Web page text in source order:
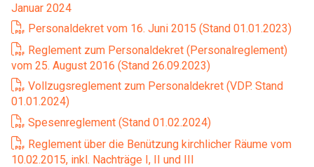
Januar 2024
Personaldekret vom 16. Juni 2015 (Stand 01.01.2023)
Reglement zum Personaldekret (Personalreglement)
vom 25. August 2016 (Stand 26.09.2023)
Vollzugsreglement zum Personaldekret (VDP. Stand
01.01.2024)
Spesenreglement (Stand 01.02.2024)
Reglement über die Benützung kirchlicher Räume vom
10.02.2015, inkl. Nachträge I, II und III